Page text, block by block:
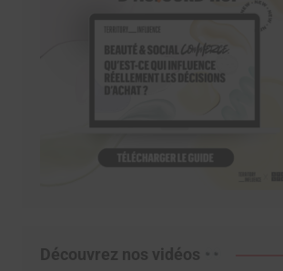
Découvrez nos vidéos